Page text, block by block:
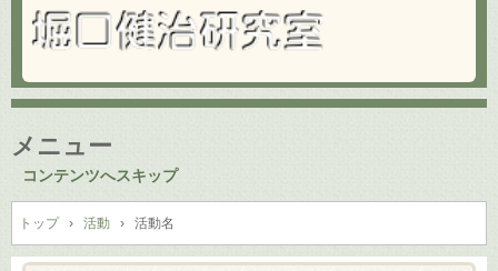
メニュー
コンテンツへスキップ
トップ › 活動 › 活動名